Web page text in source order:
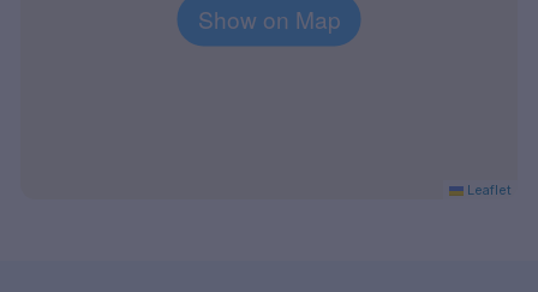
Show on Map
Leaflet